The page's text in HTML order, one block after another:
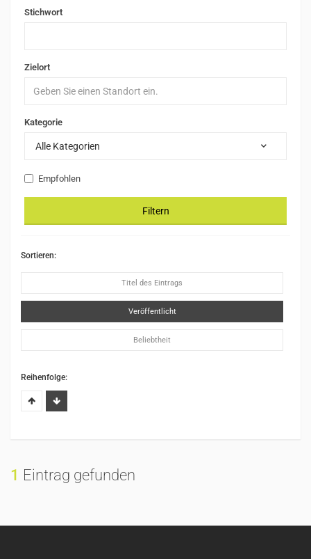
Stichwort
Zielort
Kategorie
Alle Kategorien
Empfohlen
Filtern
Sortieren:
Titel des Eintrags
Veröffentlicht
Beliebtheit
Reihenfolge:
1 Eintrag gefunden